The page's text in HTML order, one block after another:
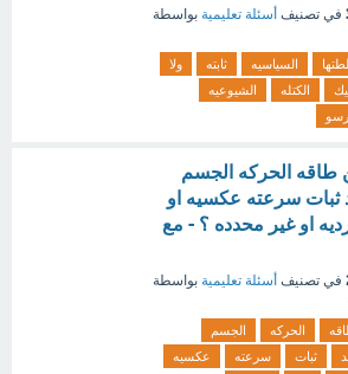
في تصنيف أسئلة تعليمية بواسطة
السياسيه ثابته
ولا
الكتله
الشيوعيه
طاقه الحركه الجسم
ثبات سرعته عكسيه او
او غير محدده ؟ - مع
في تصنيف أسئلة تعليمية بواسطة
الحركه
الجسم
ثبات سرعته
عكسيه